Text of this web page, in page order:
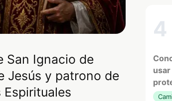
San Ignacio de
Jesús y patrono de
4